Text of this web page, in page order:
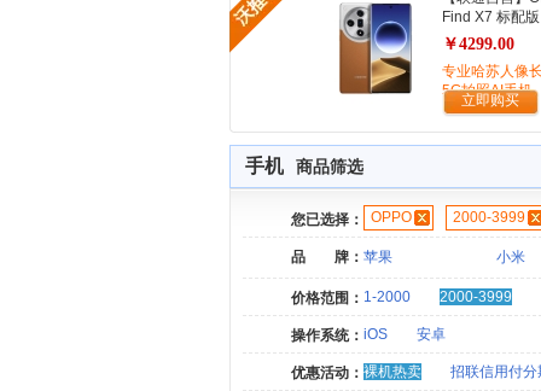
Find X7 标配版
￥4299.00
专业哈苏人像
5G拍照AI手机
立即购买
手机 商品筛选
您已选择： OPPO 2000-3999
品 牌： 苹果 小米
价格范围： 1-2000 2000-3999
操作系统： iOS 安卓
优惠活动： 裸机热卖 招联信用付分